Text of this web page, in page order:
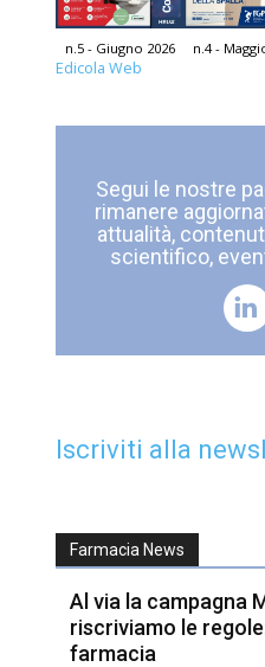
n.5 - Giugno 2026 n.4 -
Edicola Web
Segui le nostre
rimanere
attualità,
scientifico,
Iscriviti alla
Farmacia News
Al via la campagna
riscriviamo le
farmacia